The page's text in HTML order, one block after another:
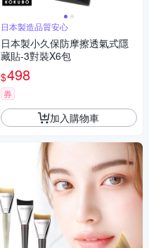
日本製造品質安心
日本製小久保防摩擦透氣式隱
藏貼-3對裝X6包
$498
券
加入購物車